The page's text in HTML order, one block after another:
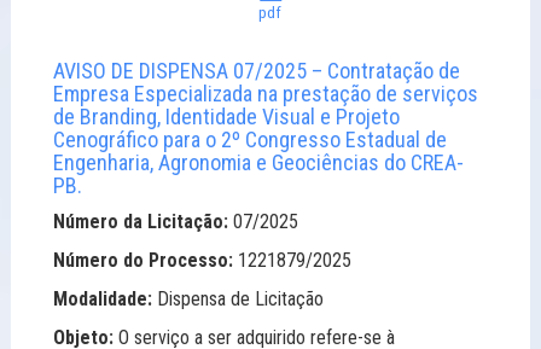
pdf
AVISO DE DISPENSA 07/2025 – Contratação de
Empresa Especializada na prestação de serviços
de Branding, Identidade Visual e Projeto
Cenográfico para o 2º Congresso Estadual de
Engenharia, Agronomia e Geociências do CREA-
PB.
Número da Licitação: 07/2025
Número do Processo: 1221879/2025
Modalidade: Dispensa de Licitação
Objeto: O serviço a ser adquirido refere-se à